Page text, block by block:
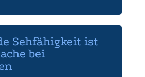
Sehfähigkeit ist
bei